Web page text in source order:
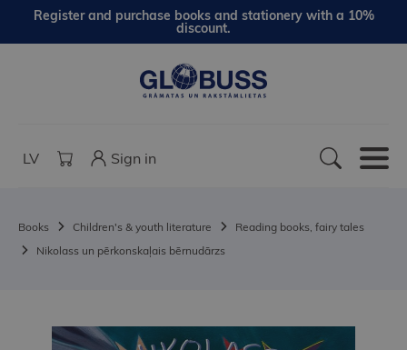
Register and purchase books and stationery with a 10%
discount.
LV Sign in
Books Children's & youth literature
Reading books, fairy tales
Nikolass un pērkonskaļais bērnudārzs